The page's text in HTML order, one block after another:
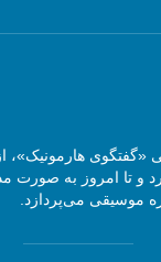
کرد و تا امروز به
موسیقی می‌پردازد.